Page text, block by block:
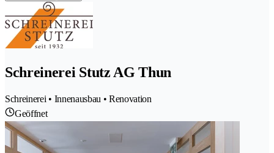
Schreinerei Stutz AG Thun
Schreinerei • Innenausbau • Renovation
Geöffnet